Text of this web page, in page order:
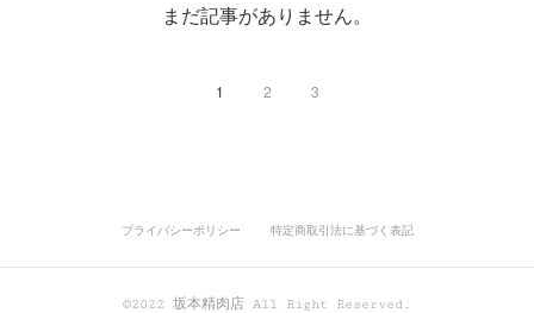
まだ記事がありません。
1 2 3
プライバシーポリシー 特定商取引法に基づく表記
©2022 坂本精肉店 All Right Reserved.